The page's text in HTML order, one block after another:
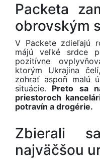
Packeta
obrovským
V Packete zdieľajú
májú veľké srdce
pozitívne
ktorým Ukrajina
zohrať aspoň malú
situácie. Preto sa
priestoroch
potravín a drogérie.
Zbierali
najväčšou